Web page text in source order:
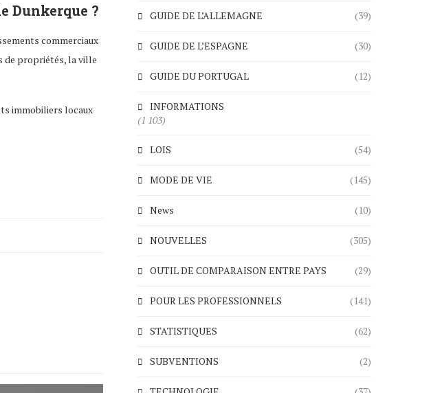
Dunkerque ?
commerciaux
de propriétés, la ville
immobiliers locaux
GUIDE DE L’ALLEMAGNE (39)
GUIDE DE L’ESPAGNE (30)
GUIDE DU PORTUGAL (12)
INFORMATIONS
(1 103)
LOIS (54)
MODE DE VIE (145)
News (10)
NOUVELLES (305)
OUTIL DE COMPARAISON ENTRE PAYS (29)
POUR LES PROFESSIONNELS (141)
STATISTIQUES (62)
SUBVENTIONS (2)